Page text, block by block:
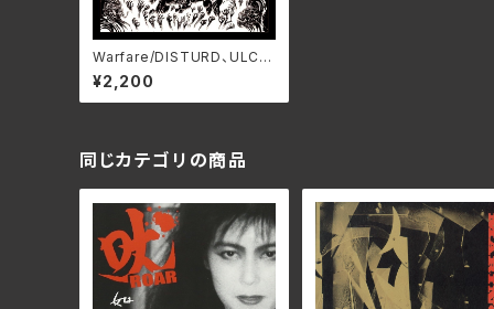
Warfare/DISTURD、ULCE
R HCK-054
¥2,200
同じカテゴリの商品